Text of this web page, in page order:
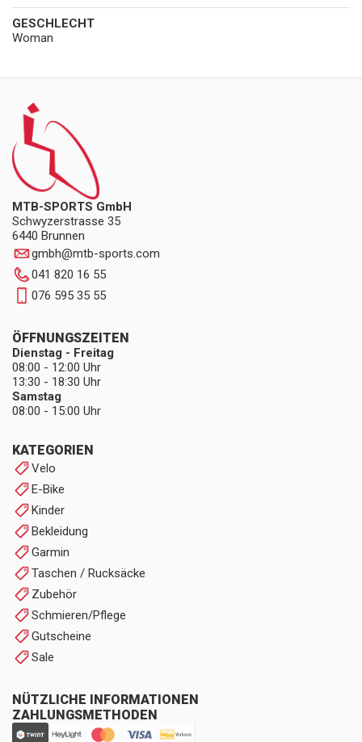
GESCHLECHT
Woman
MTB-SPORTS GmbH
Schwyzerstrasse 35
6440 Brunnen
gmbh@mtb-sports.com
041 820 16 55
076 595 35 55
KATEGORIEN
Velo
E-Bike
Kinder
Bekleidung
Garmin
Taschen / Rucksäcke
Zubehör
Schmieren/Pflege
Gutscheine
Sale
NÜTZLICHE INFORMATIONEN
ZAHLUNGSMETHODEN
ÖFFNUNGSZEITEN
Dienstag - Freitag
08:00 - 12:00 Uhr
13:30 - 18:30 Uhr
Samstag
08:00 - 15:00 Uhr